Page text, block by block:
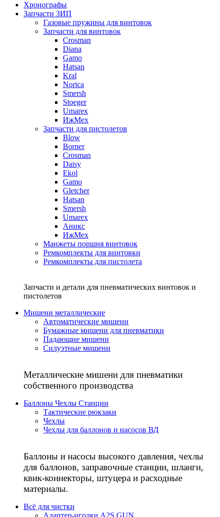
Хронографы
Запчасти ЗИП
Газовые пружины для винтовок
Запчасти для винтовок
Crosman
Diana
Gamo
Hatsan
Kral
Norica
Smersh
Stoeger
Umarex
ИжМех
Запчасти для пистолетов
Blow
Borner
Crosman
Daisy
Ekol
Gamo
Gletcher
Hatsan
Smersh
Umarex
Аникс
ИжМех
Манжеты поршня винтовок
Ремкомплекты для винтовки
Ремкомплекты для пистолета
Запчасти и детали для пневматических винтовок и
пистолетов
Мишени металлические
Автоматические мишени
Бумажные мишени для пневматики
Падающие мишени
Силуэтные мишени
Металлические мишени для пневматики
собственного производства
Баллоны Чехлы Станции
Тактические рюкзаки
Чехлы
Чехлы для баллонов и насосов ВД
Баллоны и насосы высокого давления, чехлы
для баллонов, заправочные станции, шланги,
квик-коннекторы, штуцера и расходные
материалы.
Всё для чистки
Адаптер-иголки A2S GUN